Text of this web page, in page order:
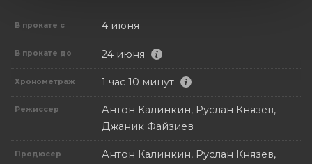
В прокате с 4 июня
В прокате до 24 июня
Хронометраж 1 час 10 минут
Режиссер
Антон Калинкин, Руслан Князев,
Джаник Файзиев
Продюсер
Антон Калинкин, Руслан Князев,